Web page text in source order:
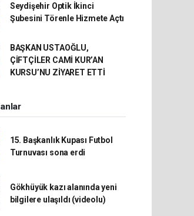
Seydişehir Optik İkinci
Şubesini Törenle Hizmete Açtı
BAŞKAN USTAOĞLU,
ÇİFTÇİLER CAMİ KUR’AN
KURSU’NU ZİYARET ETTİ
15. Başkanlık Kupası Futbol
Turnuvası sona erdi
Gökhüyük kazı alanında yeni
bilgilere ulaşıldı (videolu)